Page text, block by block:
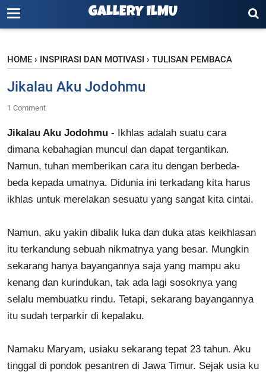
GALLERY ILMU
HOME › INSPIRASI DAN MOTIVASI › TULISAN PEMBACA
Jikalau Aku Jodohmu
1 Comment
Jikalau Aku Jodohmu - Ikhlas adalah suatu cara
dimana kebahagian muncul dan dapat tergantikan.
Namun, tuhan memberikan cara itu dengan berbeda-
beda kepada umatnya. Didunia ini terkadang kita harus
ikhlas untuk merelakan sesuatu yang sangat kita cintai.
Namun, aku yakin dibalik luka dan duka atas keikhlasan
itu terkandung sebuah nikmatnya yang besar. Mungkin
sekarang hanya bayangannya saja yang mampu aku
kenang dan kurindukan, tak ada lagi sosoknya yang
selalu membuatku rindu. Tetapi, sekarang bayangannya
itu sudah terparkir di kepalaku.
Namaku Maryam, usiaku sekarang tepat 23 tahun. Aku
tinggal di pondok pesantren di Jawa Timur. Sejak usia ku